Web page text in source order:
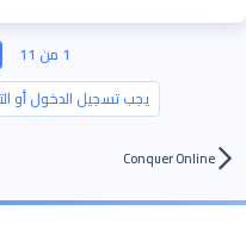
1 من 11
يجب تسجيل الدخول أو
Conquer Online